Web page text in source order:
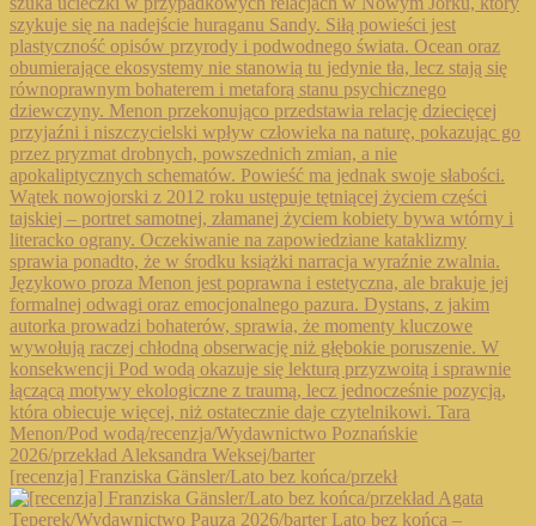
[recenzja] Franziska Gänsler/Lato bez końca/przekł